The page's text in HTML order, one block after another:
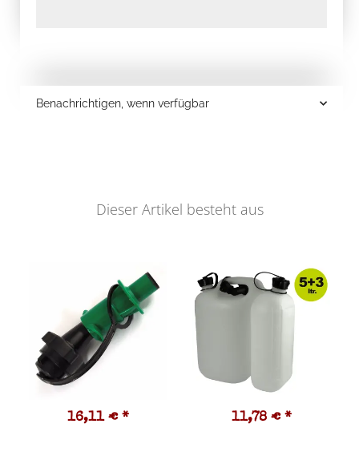
Benachrichtigen, wenn verfügbar
Dieser Artikel besteht aus
16,11 € * 11,78 € *